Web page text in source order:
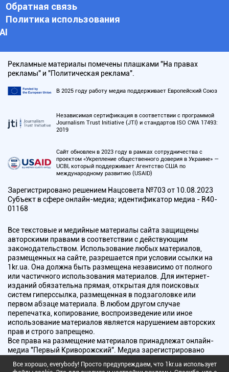
Обратная связь
Политика использования
АI
Рекламные материалы помечены плашками "На правах
рекламы" и "Политическая реклама".
В 2025 году работу медиа поддерживает Европейский Союз
Независимая сертификация в соответствии с программой
Journalism Trust Initiative (JTI) и стандартов ISO CWA 17493:
2019
Сайт обновлен в 2023 году в рамках сотрудничества с
проектом «Укрепление общественного доверия в Украине» —
UCBI, который поддерживает Агентство США по
международному развитию (USAID)
Зарегистрировано решением Нацсовета №703 от 10.08.2023
Субъект в сфере онлайн-медиа; идентификатор медиа - R40-
01168
Все текстовые и медийные материалы сайта защищены
авторскими правами в соответствии с действующим
законодательством. Использование любых материалов,
размещенных на сайте, разрешается при условии ссылки на
1kr.ua. Она должна быть размещена независимо от полного
или частичного использования материалов. Для интернет-
изданий обязательна прямая, открытая для поисковых
систем гиперссылка, размещенная в подзаголовке или
первом абзаце материала. В любом другом случае
перепечатка, копирование, воспроизведение или иное
использование материалов является нарушением авторских
прав и строго запрещено.
Все права на размещение материалов принадлежат онлайн-
медиа "Первый Криворожский". Медиа зарегистрировано
радиовещания.
Все хорошо, everybody! Просто предупреждаем, что 1kr.ua использует